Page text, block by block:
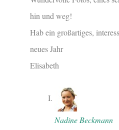
hin und weg!
Hab ein großartiges,
neues Jahr
Elisabeth
Nadine Beckmann